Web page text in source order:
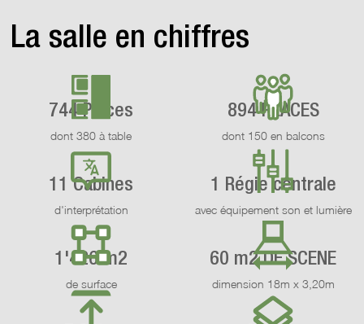
La salle en chiffres
744 Places
dont 380 à table
894 PLACES
dont 150 en balcons
11 Cabines
d'interprétation
1 Régie centrale
avec équipement son et lumière
1'426 m2
de surface
60 m2 DE SCENE
dimension 18m x 3,20m